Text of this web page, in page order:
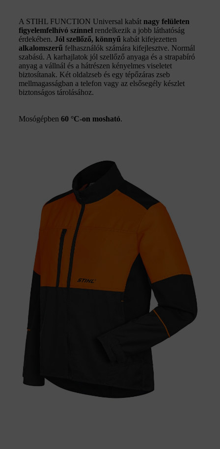
A STIHL FUNCTION Universal kabát nagy felületen
figyelemfelhívó színnel rendelkezik a jobb láthatóság
érdekében. Jól szellőző, könnyű kabát kifejezetten
alkalomszerű felhasználók számára kifejlesztve. Normál
szabású. A karhajlatok jól szellőző anyaga és a strapabíró
anyag a vállnál és a hátrészen kényelmes viseletet
biztosítanak. Két oldalzseb és egy tépőzáras zseb
mellmagasságban a telefon vagy az elsősegély készlet
biztonságos tárolásához.
Mosógépben 60 °C-on mosható.